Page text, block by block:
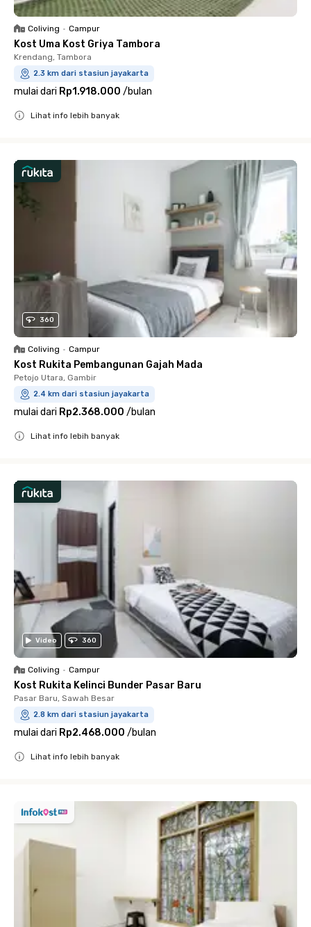
Coliving • Campur
Kost Uma Kost Griya Tambora
Krendang, Tambora
2.3 km dari stasiun jayakarta
mulai dari Rp1.918.000 /bulan
Lihat info lebih banyak
360
Coliving • Campur
Kost Rukita Pembangunan Gajah Mada
Petojo Utara, Gambir
2.4 km dari stasiun jayakarta
mulai dari Rp2.368.000 /bulan
Lihat info lebih banyak
Video 360
Coliving • Campur
Kost Rukita Kelinci Bunder Pasar Baru
Pasar Baru, Sawah Besar
2.8 km dari stasiun jayakarta
mulai dari Rp2.468.000 /bulan
Lihat info lebih banyak